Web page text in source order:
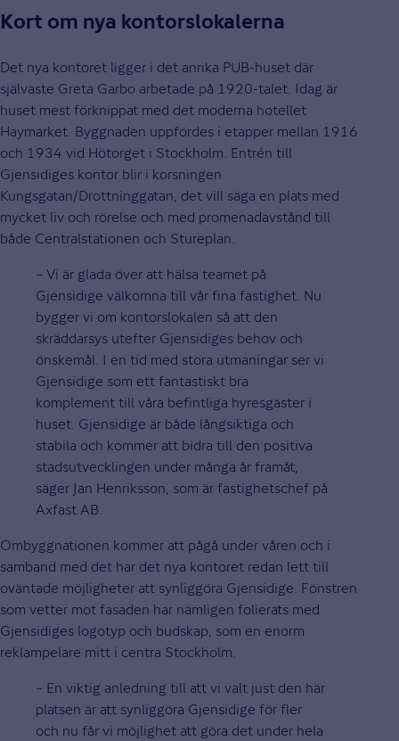
Kort om nya kontorslokalerna
Det nya kontoret ligger i det anrika PUB-huset där
självaste Greta Garbo arbetade på 1920-talet. Idag är
huset mest förknippat med det moderna hotellet
Haymarket. Byggnaden uppfördes i etapper mellan 1916
och 1934 vid Hötorget i Stockholm. Entrén till
Gjensidiges kontor blir i korsningen
Kungsgatan/Drottninggatan, det vill säga en plats med
mycket liv och rörelse och med promenadavstånd till
både Centralstationen och Stureplan.
– Vi är glada över att hälsa teamet på
Gjensidige välkomna till vår fina fastighet. Nu
bygger vi om kontorslokalen så att den
skräddarsys utefter Gjensidiges behov och
önskemål. I en tid med stora utmaningar ser vi
Gjensidige som ett fantastiskt bra
komplement till våra befintliga hyresgäster i
huset. Gjensidige är både långsiktiga och
stabila och kommer att bidra till den positiva
stadsutvecklingen under många år framåt,
säger Jan Henriksson, som är fastighetschef på
Axfast AB.
Ombyggnationen kommer att pågå under våren och i
samband med det har det nya kontoret redan lett till
oväntade möjligheter att synliggöra Gjensidige. Fönstren
som vetter mot fasaden har nämligen folierats med
Gjensidiges logotyp och budskap, som en enorm
reklampelare mitt i centra Stockholm.
– En viktig anledning till att vi valt just den här
platsen är att synliggöra Gjensidige för fler
och nu får vi möjlighet att göra det under hela